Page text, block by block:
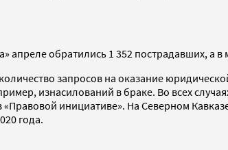
апреле обратились 1 352 пострадавших,
запросов на оказание
изнасилований в браке. Во всех
инициативе». На Северном
года.